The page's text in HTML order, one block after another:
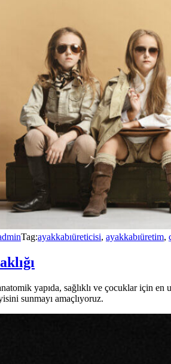
Tag:ayakkabıüreticisi, ayakkabıüretim,
yapıda, sağlıklı ve çocuklar için en
sunmayı amaçlıyoruz.